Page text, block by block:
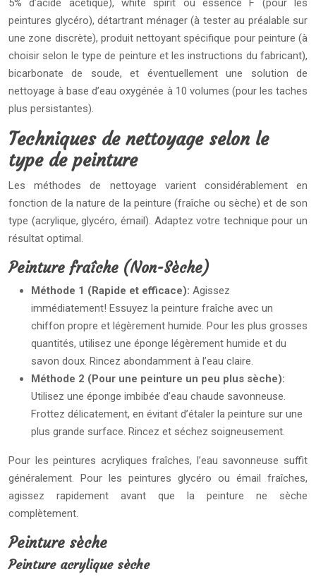
5% d’acide acétique), white spirit ou essence F (pour les
peintures glycéro), détartrant ménager (à tester au préalable sur
une zone discrète), produit nettoyant spécifique pour peinture (à
choisir selon le type de peinture et les instructions du fabricant),
bicarbonate de soude, et éventuellement une solution de
nettoyage à base d’eau oxygénée à 10 volumes (pour les taches
plus persistantes).
Techniques de nettoyage selon le
type de peinture
Les méthodes de nettoyage varient considérablement en
fonction de la nature de la peinture (fraîche ou sèche) et de son
type (acrylique, glycéro, émail). Adaptez votre technique pour un
résultat optimal.
Peinture fraîche (Non-Sèche)
Méthode 1 (Rapide et efficace): Agissez
immédiatement! Essuyez la peinture fraîche avec un
chiffon propre et légèrement humide. Pour les plus grosses
quantités, utilisez une éponge légèrement humide et du
savon doux. Rincez abondamment à l’eau claire.
Méthode 2 (Pour une peinture un peu plus sèche):
Utilisez une éponge imbibée d’eau chaude savonneuse.
Frottez délicatement, en évitant d’étaler la peinture sur une
plus grande surface. Rincez et séchez soigneusement.
Pour les peintures acryliques fraîches, l’eau savonneuse suffit
généralement. Pour les peintures glycéro ou émail fraîches,
agissez rapidement avant que la peinture ne sèche
complètement.
Peinture sèche
Peinture acrylique sèche